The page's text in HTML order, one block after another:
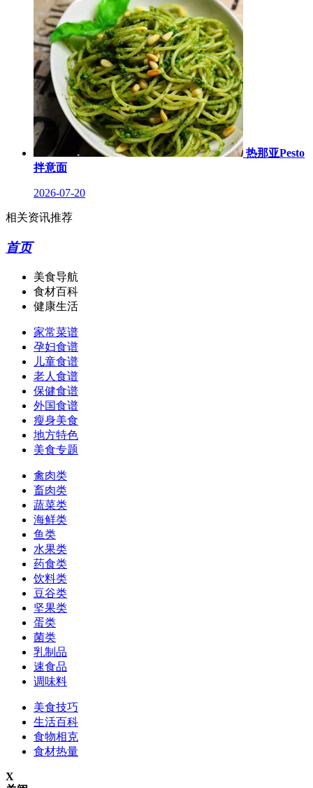
热那亚Pesto
拌意面
2026-07-20
相关资讯推荐
首页
美食导航
食材百科
健康生活
家常菜谱
孕妇食谱
儿童食谱
老人食谱
保健食谱
外国食谱
瘦身美食
地方特色
美食专题
禽肉类
畜肉类
蔬菜类
海鲜类
鱼类
水果类
药食类
饮料类
豆谷类
坚果类
蛋类
菌类
乳制品
速食品
调味料
美食技巧
生活百科
食物相克
食材热量
X